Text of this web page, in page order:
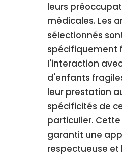
leurs
médicales. Les
sélectionnés
spécifiquement
l'interaction
d'enfants
leur prestation
spécificités de
particulier.
garantit une
respectueuse